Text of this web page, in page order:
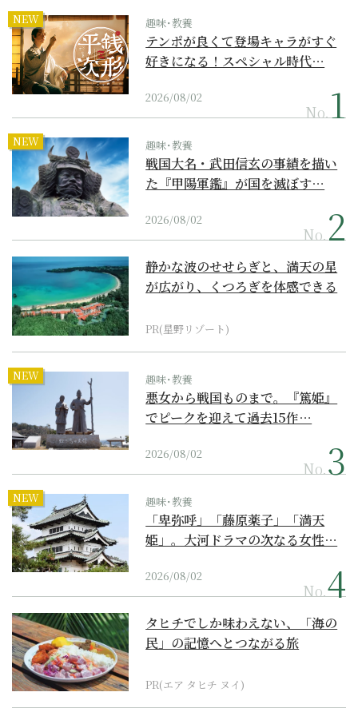
NEW 趣味･教養
テンポが良くて登場キャラがすぐ
好きになる！スペシャル時代…
2026/08/02
No.
NEW 趣味･教養
戦国大名・武田信玄の事績を描い
た『甲陽軍鑑』が国を滅ぼす…
2026/08/02
No.
静かな波のせせらぎと、満天の星
が広がり、くつろぎを体感できる
PR(星野リゾート)
NEW 趣味･教養
悪女から戦国ものまで。『篤姫』
でピークを迎えて過去15作…
2026/08/02
No.
NEW 趣味･教養
「卑弥呼」「藤原薬子」「満天
姫」。大河ドラマの次なる女性…
2026/08/02
No.
タヒチでしか味わえない、「海の
民」の記憶へとつながる旅
PR(エア タヒチ ヌイ)